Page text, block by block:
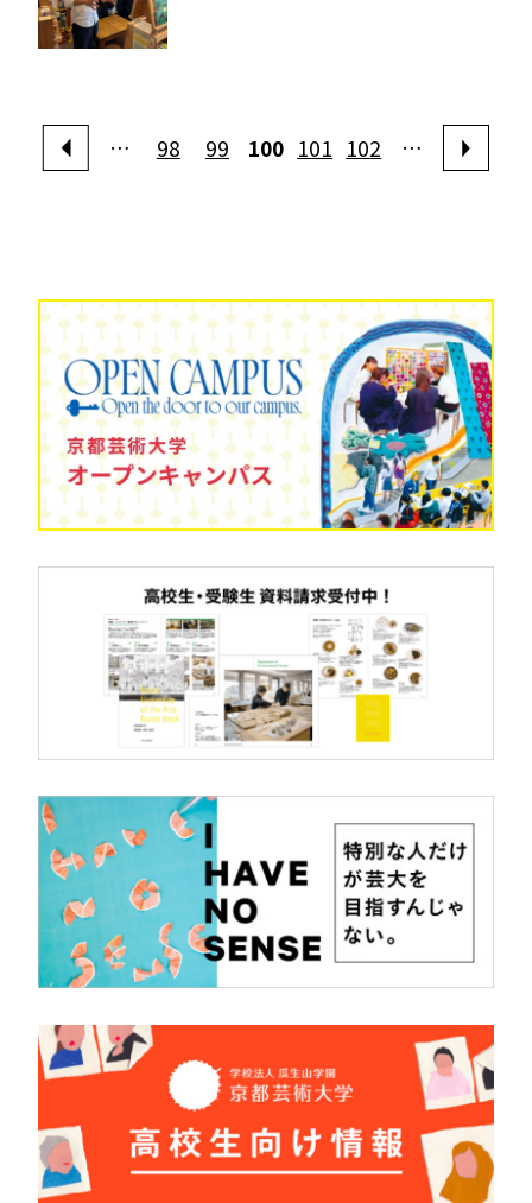
… 98 99 100 101 102 …